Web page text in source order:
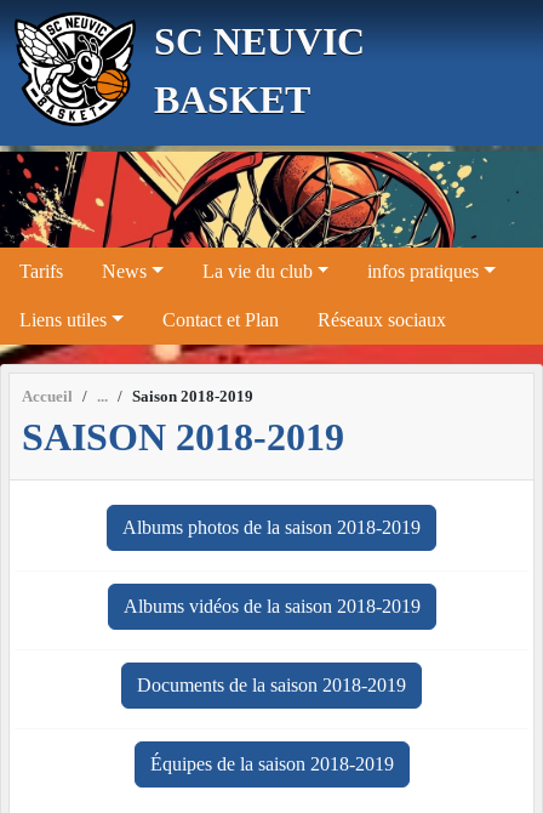
SC NEUVIC
BASKET
Tarifs News La vie du club infos pratiques
Liens utiles Contact et Plan Réseaux sociaux
Accueil Saison 2018-2019
SAISON 2018-2019
Albums photos de la saison 2018-2019
Albums vidéos de la saison 2018-2019
Documents de la saison 2018-2019
Équipes de la saison 2018-2019
Panneau de gestion des cookies